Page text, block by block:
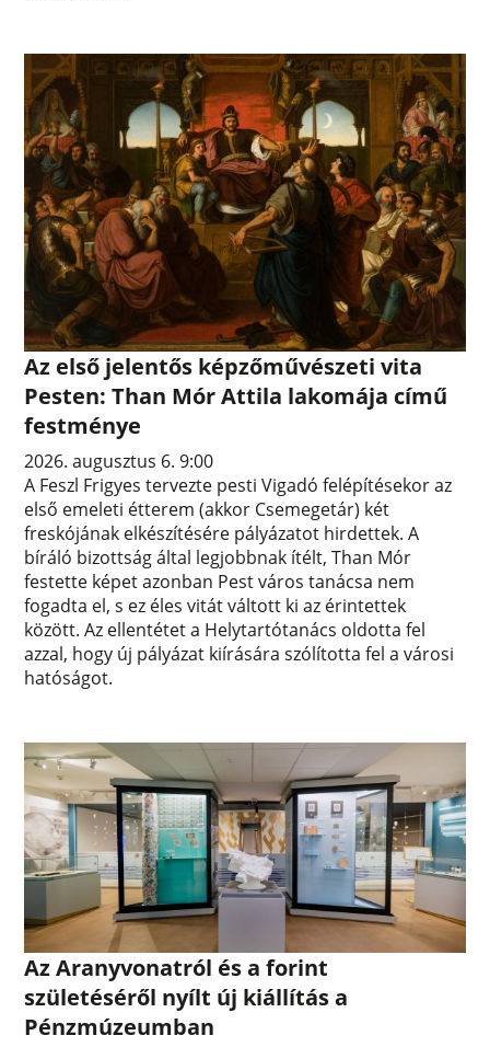
Az első jelentős képzőművészeti vita
Pesten: Than Mór Attila lakomája című
festménye
2026. augusztus 6. 9:00
A Feszl Frigyes tervezte pesti Vigadó felépítésekor az
első emeleti étterem (akkor Csemegetár) két
freskójának elkészítésére pályázatot hirdettek. A
bíráló bizottság által legjobbnak ítélt, Than Mór
festette képet azonban Pest város tanácsa nem
fogadta el, s ez éles vitát váltott ki az érintettek
között. Az ellentétet a Helytartótanács oldotta fel
azzal, hogy új pályázat kiírására szólította fel a városi
hatóságot.
Az Aranyvonatról és a forint
születéséről nyílt új kiállítás a
Pénzmúzeumban